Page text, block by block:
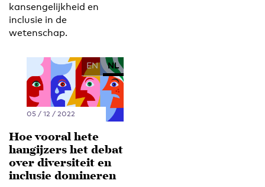
kansengelijkheid en
inclusie in de
wetenschap.
EN NL
05 / 12 / 2022
Hoe vooral hete
hangijzers het debat
over diversiteit en
inclusie domineren